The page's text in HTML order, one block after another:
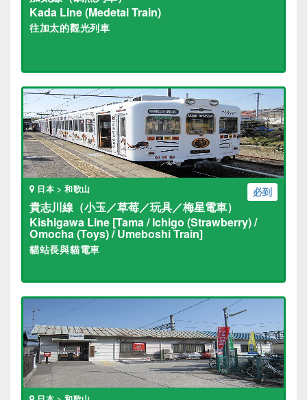
Kada Line (Medetai Train)
往加太的觀光列車
必到
日本 > 和歌山
貴志川線（小玉／草莓／玩具／梅星電車）
Kishigawa Line [Tama / Ichigo (Strawberry) /
Omocha (Toys) / Umeboshi Train]
貓站長與貓電車